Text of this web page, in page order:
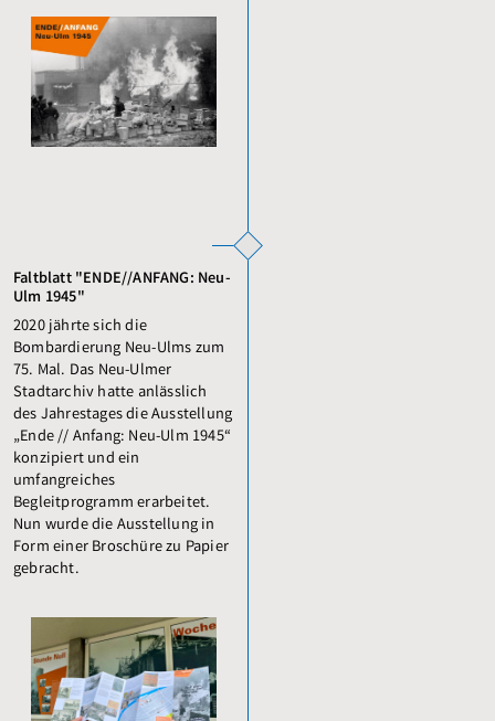
Faltblatt "ENDE//ANFANG: Neu-
Ulm 1945"
2020 jährte sich die
Bombardierung Neu-Ulms zum
75. Mal. Das Neu-Ulmer
Stadtarchiv hatte anlässlich
des Jahrestages die Ausstellung
„Ende // Anfang: Neu-Ulm 1945“
konzipiert und ein
umfangreiches
Begleitprogramm erarbeitet.
Nun wurde die Ausstellung in
Form einer Broschüre zu Papier
gebracht.